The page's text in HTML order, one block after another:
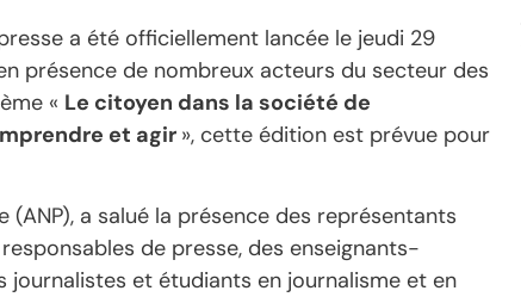
a été officiellement lancée le jeudi 29
présence de nombreux acteurs du secteur des
« Le citoyen dans la société de
et agir », cette édition est prévue pour
(ANP), a salué la présence des représentants
de presse, des enseignants-
et étudiants en journalisme et en